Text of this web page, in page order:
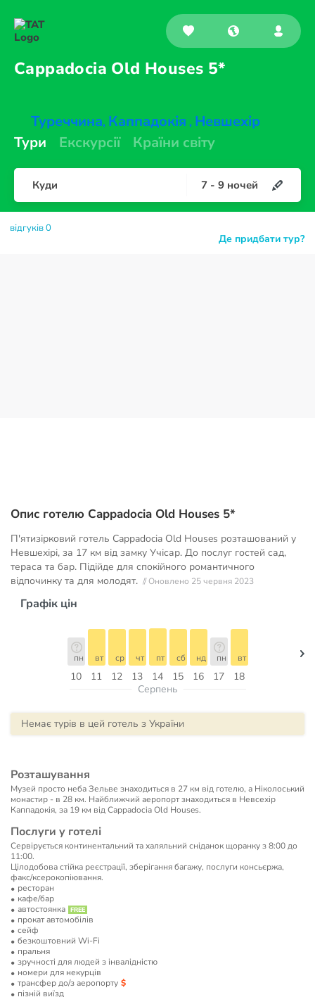
Cappadocia Old Houses 5*
Туреччина, Каппадокія , Невшехір
Тури
Екскурсії Країни світу
Куди 7 - 9 ночей
Де придбати тур?
відгуків 0
Опис готелю Cappadocia Old Houses 5*
П'ятизірковий готель Cappadocia Old Houses розташований у
Невшехірі, за 17 км від замку Учісар. До послуг гостей сад,
тераса та бар. Підійде для спокійного романтичного
відпочинку та для молодят. // Оновлено 25 червня 2023
Графік цін
10
пн
11
вт
12
ср
13
чт
14
пт
15
сб
16
нд
17
пн
18
вт
Серпень
Немає турів в цей готель з України
Розташування
Музей просто неба Зельве знаходиться в 27 км від готелю, а Ніколоський
монастир - в 28 км. Найближчий аеропорт знаходиться в Невсехір
Каппадокія, за 19 км від Cappadocia Old Houses.
Послуги у готелі
Сервірується континентальний та халяльний сніданок щоранку з 8:00 до
11:00.
Цілодобова стійка реєстрації, зберігання багажу, послуги консьєржа,
факс/ксерокопіювання.
ресторан
кафе/бар
автостоянка
прокат автомобілів
сейф
безкоштовний Wi-Fi
пральня
зручності для людей з інвалідністю
номери для некурців
трансфер до/з аеропорту
пізній виїзд